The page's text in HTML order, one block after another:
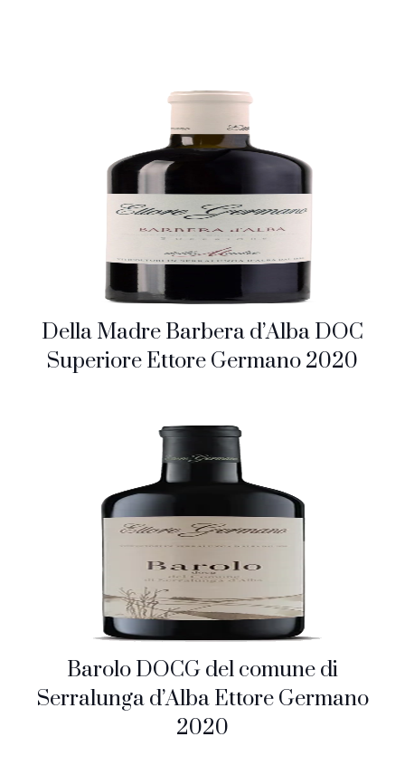
Della Madre Barbera d’Alba DOC
Superiore Ettore Germano 2020
Barolo DOCG del comune di
Serralunga d’Alba Ettore Germano
2020